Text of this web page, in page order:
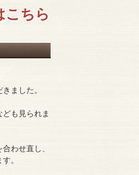
ちら
ました。
も見られま
わせ直し、
。